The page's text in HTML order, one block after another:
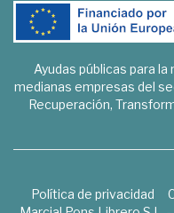
Ayudas públicas para
medianas empresas del
Recuperación,
Política de privacidad